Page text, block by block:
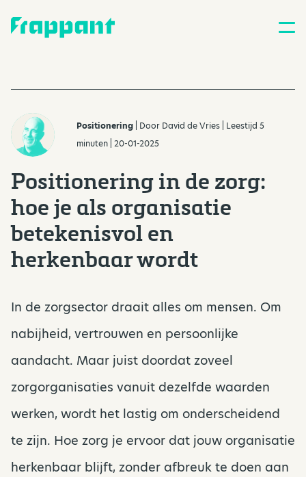
Positionering | Door David de Vries | Leestijd 5
minuten | 20-01-2025
Positionering in de zorg:
hoe je als organisatie
betekenisvol en
herkenbaar wordt
In de zorgsector draait alles om mensen. Om
nabijheid, vertrouwen en persoonlijke
aandacht. Maar juist doordat zoveel
zorgorganisaties vanuit dezelfde waarden
werken, wordt het lastig om onderscheidend
te zijn. Hoe zorg je ervoor dat jouw organisatie
herkenbaar blijft, zonder afbreuk te doen aan